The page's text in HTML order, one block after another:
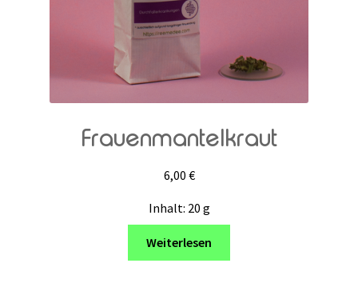
Frauenmantelkraut
6,00 €
Inhalt: 20 g
Weiterlesen